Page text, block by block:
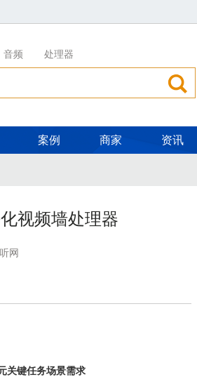
音频 处理器
案例 商家 资讯
体验
视频墙处理器
网
关键任务场景需求